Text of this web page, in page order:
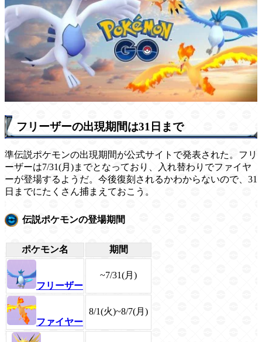
フリーザーの出現期間は31日まで
準伝説ポケモンの出現期間が公式サイトで発表された。フリ
ーザーは7/31(月)までとなっており、入れ替わりでファイヤ
ーが登場するようだ。今後復刻されるかわからないので、31
日までにたくさん捕まえておこう。
伝説ポケモンの登場期間
ポケモン名 期間
フリーザー
~7/31(月)
ファイヤー
8/1(火)~8/7(月)